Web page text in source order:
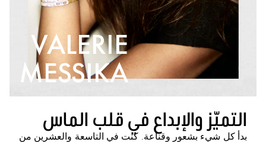
مجوهرات
VALERIE
MESSIKA
التميّز والإبداع في قلب الماس
بدأ كل شيء بشعور وقناعة. كنت في التاسعة والعشرين من